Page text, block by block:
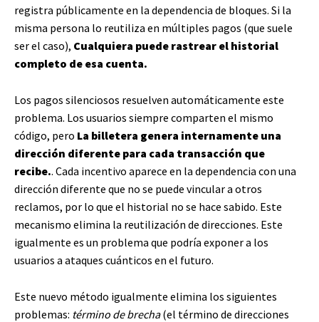
registra públicamente en la dependencia de bloques. Si la
misma persona lo reutiliza en múltiples pagos (que suele
ser el caso), Cualquiera puede rastrear el historial
completo de esa cuenta.
Los pagos silenciosos resuelven automáticamente este
problema. Los usuarios siempre comparten el mismo
código, pero La billetera genera internamente una
dirección diferente para cada transacción que
recibe.. Cada incentivo aparece en la dependencia con una
dirección diferente que no se puede vincular a otros
reclamos, por lo que el historial no se hace sabido. Este
mecanismo elimina la reutilización de direcciones. Este
igualmente es un problema que podría exponer a los
usuarios a ataques cuánticos en el futuro.
Este nuevo método igualmente elimina los siguientes
problemas: término de brecha(el término de direcciones